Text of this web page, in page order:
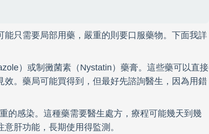
只需要局部用藥，嚴重的則要口服藥物。下面我詳
）或制黴菌素（Nystatin）藥膏。這些藥可以直接
。藥局可能買得到，但最好先諮詢醫生，因為用錯
的感染。這種藥需要醫生處方，療程可能幾天到幾
肝功能，長期使用得監測。